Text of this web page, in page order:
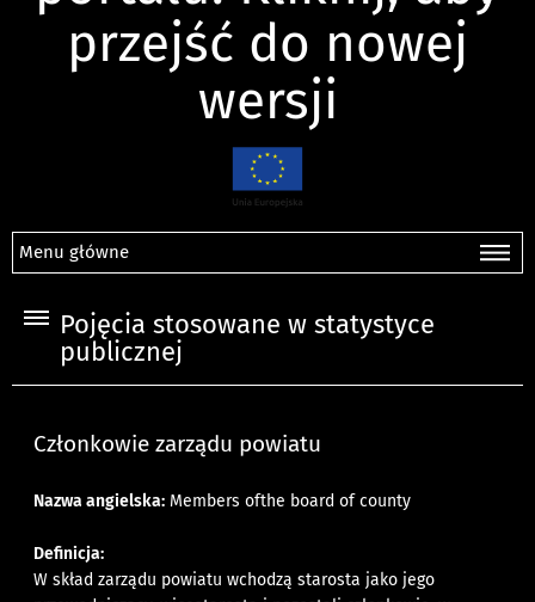
przejść do nowej
wersji
Menu główne
Pojęcia stosowane w statystyce
publicznej
Członkowie zarządu powiatu
Nazwa angielska: Members ofthe board of county
Definicja:
W skład zarządu powiatu wchodzą starosta jako jego